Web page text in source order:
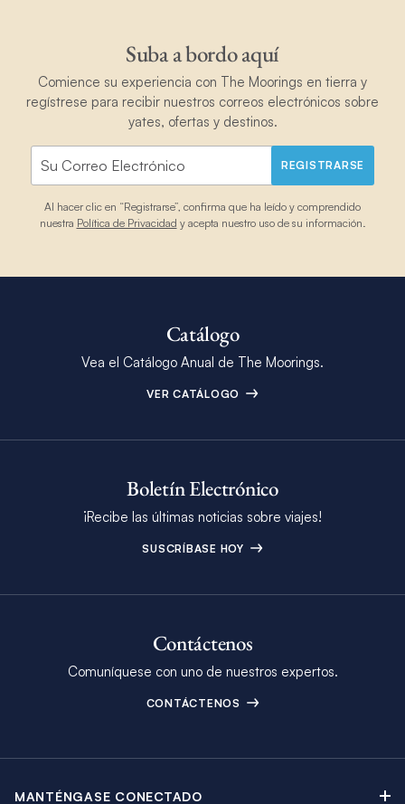
Suba a bordo aquí
Comience su experiencia con The Moorings en tierra y
regístrese para recibir nuestros correos electrónicos sobre
yates, ofertas y destinos.
REGISTRARSE
Al hacer clic en “Registrarse”, confirma que ha leído y comprendido
nuestra Política de Privacidad y acepta nuestro uso de su información.
Catálogo
Vea el Catálogo Anual de The Moorings.
VER CATÁLOGO
Boletín Electrónico
¡Recibe las últimas noticias sobre viajes!
SUSCRÍBASE HOY
Contáctenos
Comuníquese con uno de nuestros expertos.
CONTÁCTENOS
MANTÉNGASE CONECTADO